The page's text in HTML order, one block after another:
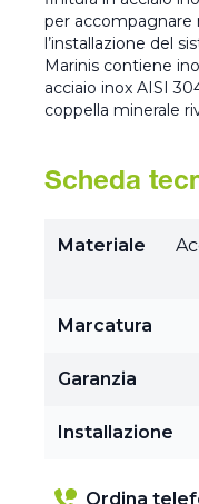
per
l’installazione del
Marinis contiene
acciaio inox AISI
coppella minerale
Scheda
Materiale
Marcatura
Garanzia
Installazione
Ordina